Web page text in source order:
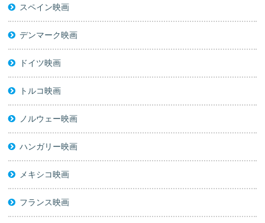
スペイン映画
デンマーク映画
ドイツ映画
トルコ映画
ノルウェー映画
ハンガリー映画
メキシコ映画
フランス映画